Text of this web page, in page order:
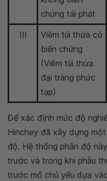
chứng tái phát
III
Viêm túi thừa có
biến chứng
(Viêm túi thừa
đại tràng phức
tạp)
Để xác định mức độ
Hinchey đã xây dựng
độ. Hệ thống phân độ
trước và trong khi phẫu
trước mổ chủ yếu dựa